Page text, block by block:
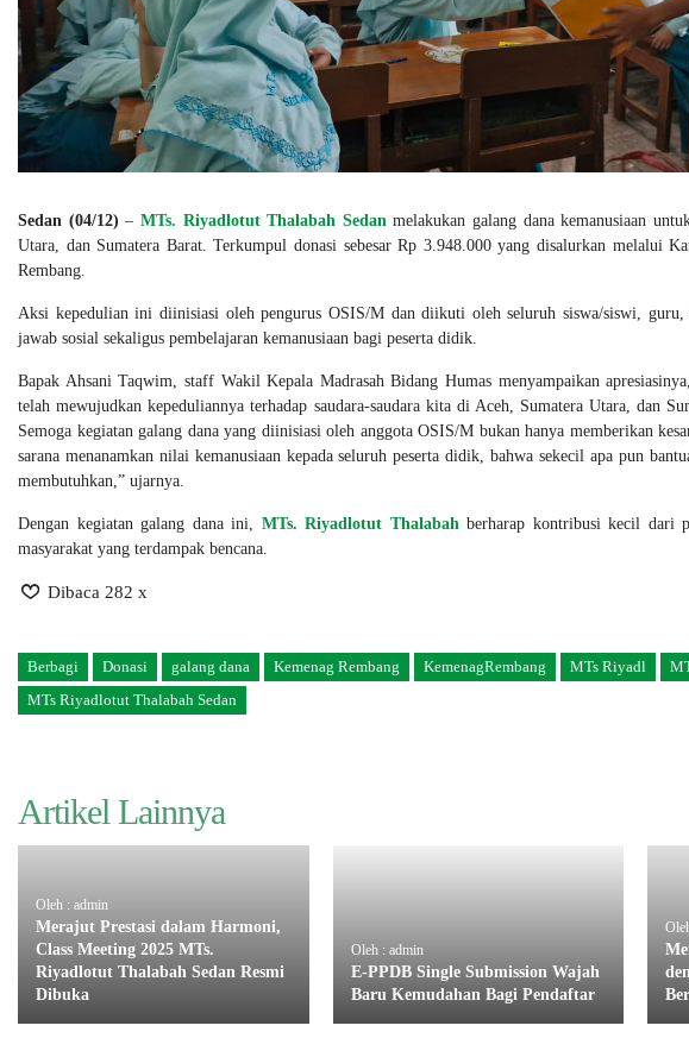
Sedan (04/12)– MTs. Riyadlotut Thalabah Sedanmelakukan galang dana kemanusiaan
Utara, dan Sumatera Barat. Terkumpul donasi sebesar Rp 3.948.000 yang disalurkan melalui
Rembang.
Aksi kepedulian ini diinisiasi oleh pengurus OSIS/M dan diikuti oleh seluruh siswa/siswi, guru,
jawab sosial sekaligus pembelajaran kemanusiaan bagi peserta didik.
Bapak Ahsani Taqwim, staff Wakil Kepala Madrasah Bidang Humas menyampaikan
telah mewujudkan kepeduliannya terhadap saudara-saudara kita di Aceh, Sumatera Utara, dan
Semoga kegiatan galang dana yang diinisiasi oleh anggota OSIS/M bukan hanya memberikan
sarana menanamkan nilai kemanusiaan kepada seluruh peserta didik, bahwa sekecil apa pun
membutuhkan,” ujarnya.
Dengan kegiatan galang dana ini, MTs. Riyadlotut Thalabahberharap kontribusi kecil dari
masyarakat yang terdampak bencana.
Dibaca 282 x
Berbagi Donasi galang dana Kemenag Rembang KemenagRembang MTs Riyadl
MTs Riyadlotut Thalabah Sedan
Artikel Lainnya
Oleh : admin
Merajut Prestasi dalam Harmoni,
Class Meeting 2025 MTs.
Riyadlotut Thalabah Sedan Resmi
Dibuka
Oleh : admin
E-PPDB Single Submission Wajah
Baru Kemudahan Bagi Pendaftar